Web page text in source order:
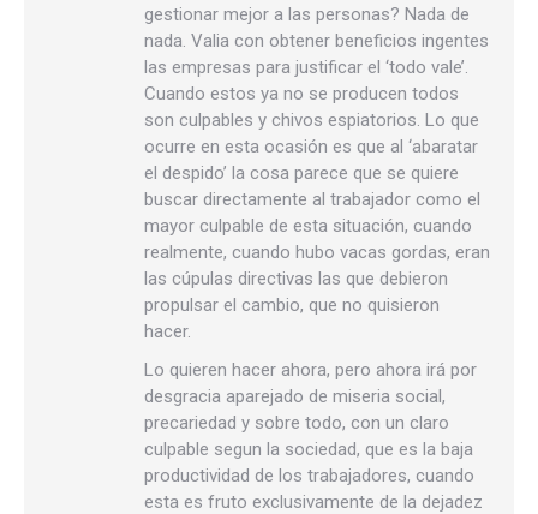
gestionar mejor a las personas? Nada de
nada. Valia con obtener beneficios ingentes
las empresas para justificar el ‘todo vale’.
Cuando estos ya no se producen todos
son culpables y chivos espiatorios. Lo que
ocurre en esta ocasión es que al ‘abaratar
el despido’ la cosa parece que se quiere
buscar directamente al trabajador como el
mayor culpable de esta situación, cuando
realmente, cuando hubo vacas gordas, eran
las cúpulas directivas las que debieron
propulsar el cambio, que no quisieron
hacer.
Lo quieren hacer ahora, pero ahora irá por
desgracia aparejado de miseria social,
precariedad y sobre todo, con un claro
culpable segun la sociedad, que es la baja
productividad de los trabajadores, cuando
esta es fruto exclusivamente de la dejadez